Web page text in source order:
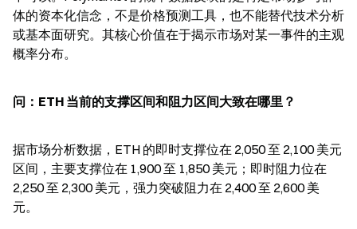
体的资本化信念，不是价格预测工具，也不能替代技术分析
或基本面研究。其核心价值在于揭示市场对某一事件的主观
概率分布。
问：ETH 当前的支撑区间和阻力区间大致在哪里？
据市场分析数据，ETH 的即时支撑位在 2,050 至 2,100 美元
区间，主要支撑位在 1,900 至 1,850 美元；即时阻力位在
2,250 至 2,300 美元，强力突破阻力在 2,400 至 2,600 美
元。